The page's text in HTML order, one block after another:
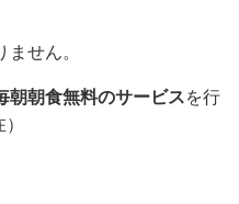
せん。
朝朝食無料のサービスを行